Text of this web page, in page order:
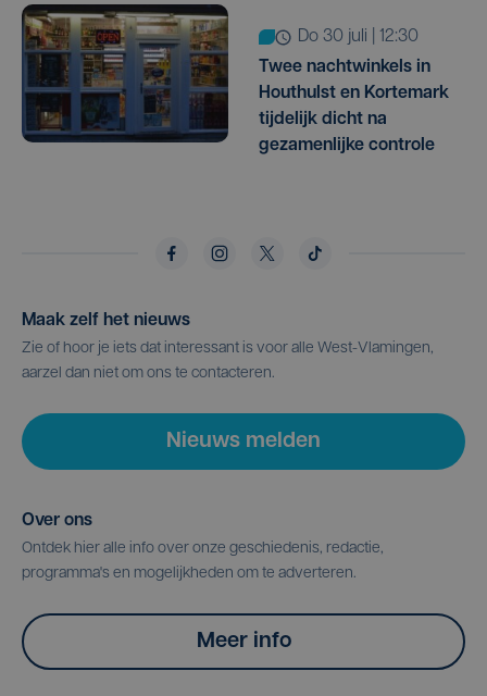
do 30 juli | 12:30
Twee nachtwinkels in
Houthulst en Kortemark
tijdelijk dicht na
gezamenlijke controle
Maak zelf het nieuws
Zie of hoor je iets dat interessant is voor alle West-Vlamingen,
aarzel dan niet om ons te contacteren.
Nieuws melden
Over ons
Ontdek hier alle info over onze geschiedenis, redactie,
programma's en mogelijkheden om te adverteren.
Meer info